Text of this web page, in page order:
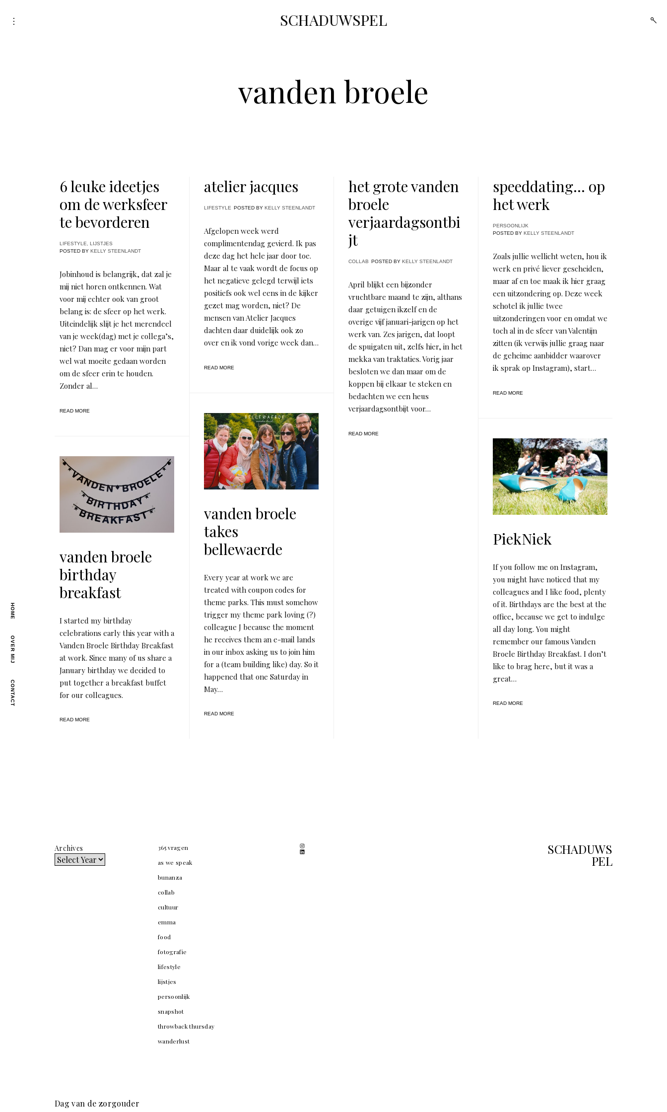
SCHADUWSPEL
toggle
HOME
OVER MIJ
CONTACT
open
vanden broele
6 leuke ideetjes
om de werksfeer
te bevorderen
LIFESTYLE
LIJSTJES
POSTED BY KELLY STEENLANDT
Jobinhoud is belangrijk, dat zal je
mij niet horen ontkennen. Wat
voor mij echter ook van groot
belang is: de sfeer op het werk.
Uiteindelijk slijt je het merendeel
van je week(dag) met je collega’s,
niet? Dan mag er voor mijn part
wel wat moeite gedaan worden
om de sfeer erin te houden.
Zonder al…
READ MORE
atelier jacques
LIFESTYLE POSTED BY KELLY STEENLANDT
Afgelopen week werd
complimentendag gevierd. Ik pas
deze dag het hele jaar door toe.
Maar al te vaak wordt de focus op
het negatieve gelegd terwijl iets
positiefs ook wel eens in de kijker
gezet mag worden, niet? De
mensen van Atelier Jacques
dachten daar duidelijk ook zo
over en ik vond vorige week dan…
READ MORE
het grote vanden
broele
verjaardagsontbi
jt
COLLAB POSTED BY KELLY STEENLANDT
April blijkt een bijzonder
vruchtbare maand te zijn, althans
daar getuigen ikzelf en de
overige vijf januari-jarigen op het
werk van. Zes jarigen, dat loopt
de spuigaten uit, zelfs hier, in het
mekka van traktaties. Vorig jaar
besloten we dan maar om de
koppen bij elkaar te steken en
bedachten we een heus
verjaardagsontbijt voor…
READ MORE
speeddating… op
het werk
PERSOONLIJK
POSTED BY KELLY STEENLANDT
Zoals jullie wellicht weten, hou ik
werk en privé liever gescheiden,
maar af en toe maak ik hier graag
een uitzondering op. Deze week
schotel ik jullie twee
uitzonderingen voor en omdat we
toch al in de sfeer van Valentijn
zitten (ik verwijs jullie graag naar
de geheime aanbidder waarover
ik sprak op Instagram), start…
READ MORE
vanden broele
takes
bellewaerde
Every year at work we are
treated with coupon codes for
theme parks. This must somehow
trigger my theme park loving (?)
colleague J because the moment
he receives them an e-mail lands
in our inbox asking us to join him
for a (team building like) day. So it
happened that one Saturday in
May…
READ MORE
PiekNiek
If you follow me on Instagram,
you might have noticed that my
colleagues and I like food, plenty
of it. Birthdays are the best at the
office, because we get to indulge
all day long. You might
remember our famous Vanden
Broele Birthday Breakfast. I don’t
like to brag here, but it was a
great…
READ MORE
vanden broele
birthday
breakfast
I started my birthday
celebrations early this year with a
Vanden Broele Birthday Breakfast
at work. Since many of us share a
January birthday we decided to
put together a breakfast buffet
for our colleagues.
READ MORE
Archives
365 vragen
as we speak
bunanza
collab
cultuur
emma
food
fotografie
lifestyle
lijstjes
persoonlijk
snapshot
throwback thursday
wanderlust
Dag van de zorgouder
Instagram
LinkedIn SCHADUWS
PEL